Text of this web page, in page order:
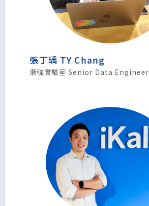
張丁瑀 TY Chang
漸強實驗室 Senior Data Engineer